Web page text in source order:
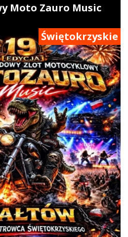
Moto Zauro Music
Świętokrzyskie